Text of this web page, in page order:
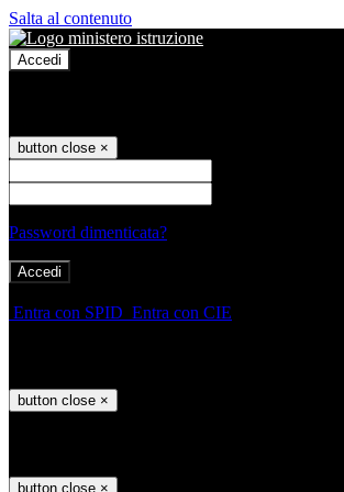
Salta al contenuto
Accedi
button close ×
Password dimenticata?
Entra con SPID Entra con CIE
button close ×
button close ×